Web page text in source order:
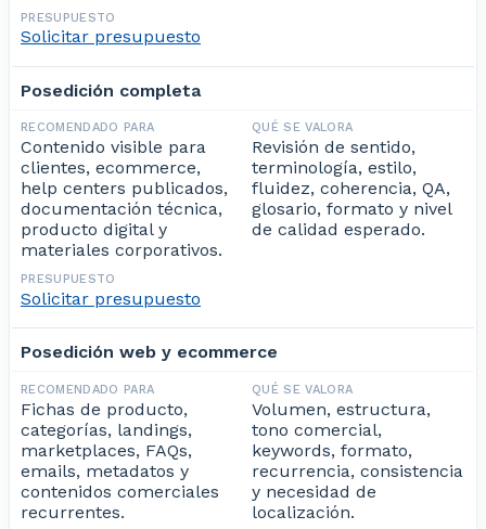
Solicitar presupuesto
Posedición completa
Contenido visible para
clientes, ecommerce,
help centers publicados,
documentación técnica,
producto digital y
materiales corporativos.
Revisión de sentido,
terminología, estilo,
fluidez, coherencia, QA,
glosario, formato y nivel
de calidad esperado.
Solicitar presupuesto
Posedición web y ecommerce
Fichas de producto,
categorías, landings,
marketplaces, FAQs,
emails, metadatos y
contenidos comerciales
recurrentes.
Volumen, estructura,
tono comercial,
keywords, formato,
recurrencia, consistencia
y necesidad de
localización.